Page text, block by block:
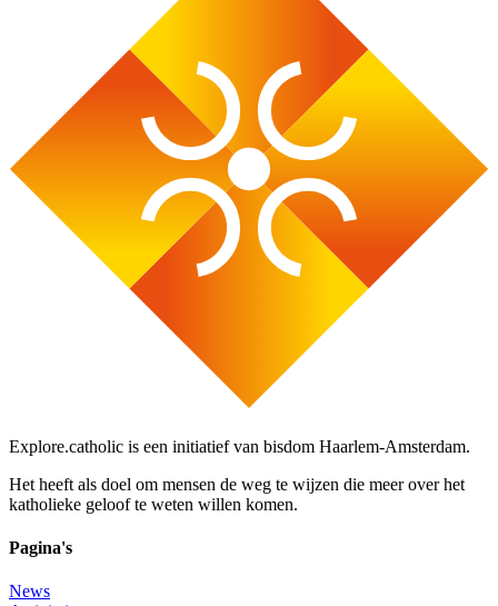
Explore.catholic is een initiatief van bisdom Haarlem-Amsterdam.
Het heeft als doel om mensen de weg te wijzen die meer over het
katholieke geloof te weten willen komen.
Pagina's
News